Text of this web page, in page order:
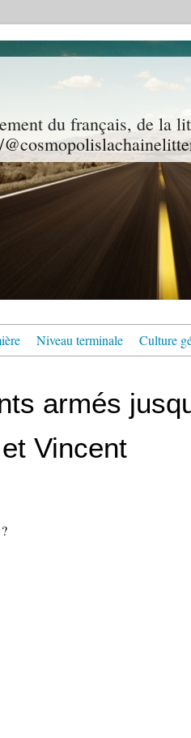
du français, de la
Niveau terminale Culture
armés
Vincent